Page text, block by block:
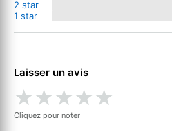
2 star
1 star
Laisser un avis
★★★★★
Cliquez pour noter